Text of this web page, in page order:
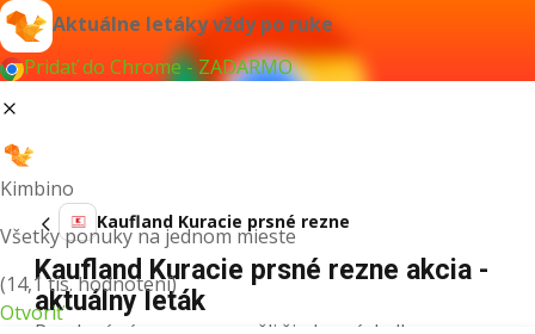
Aktuálne letáky vždy po ruke
Pridať do Chrome - ZADARMO
Kimbino
Všetky ponuky na jednom mieste
(14,1 tis. hodnotení)
Otvoriť
Kaufland Kuracie prsné rezne
Kaufland Kuracie prsné rezne akcia -
aktuálny leták